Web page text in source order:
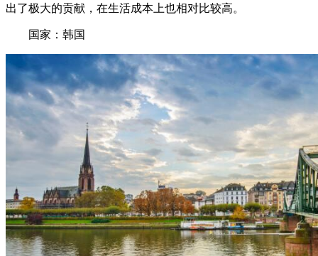
出了极大的贡献，在生活成本上也相对比较高。
国家：韩国